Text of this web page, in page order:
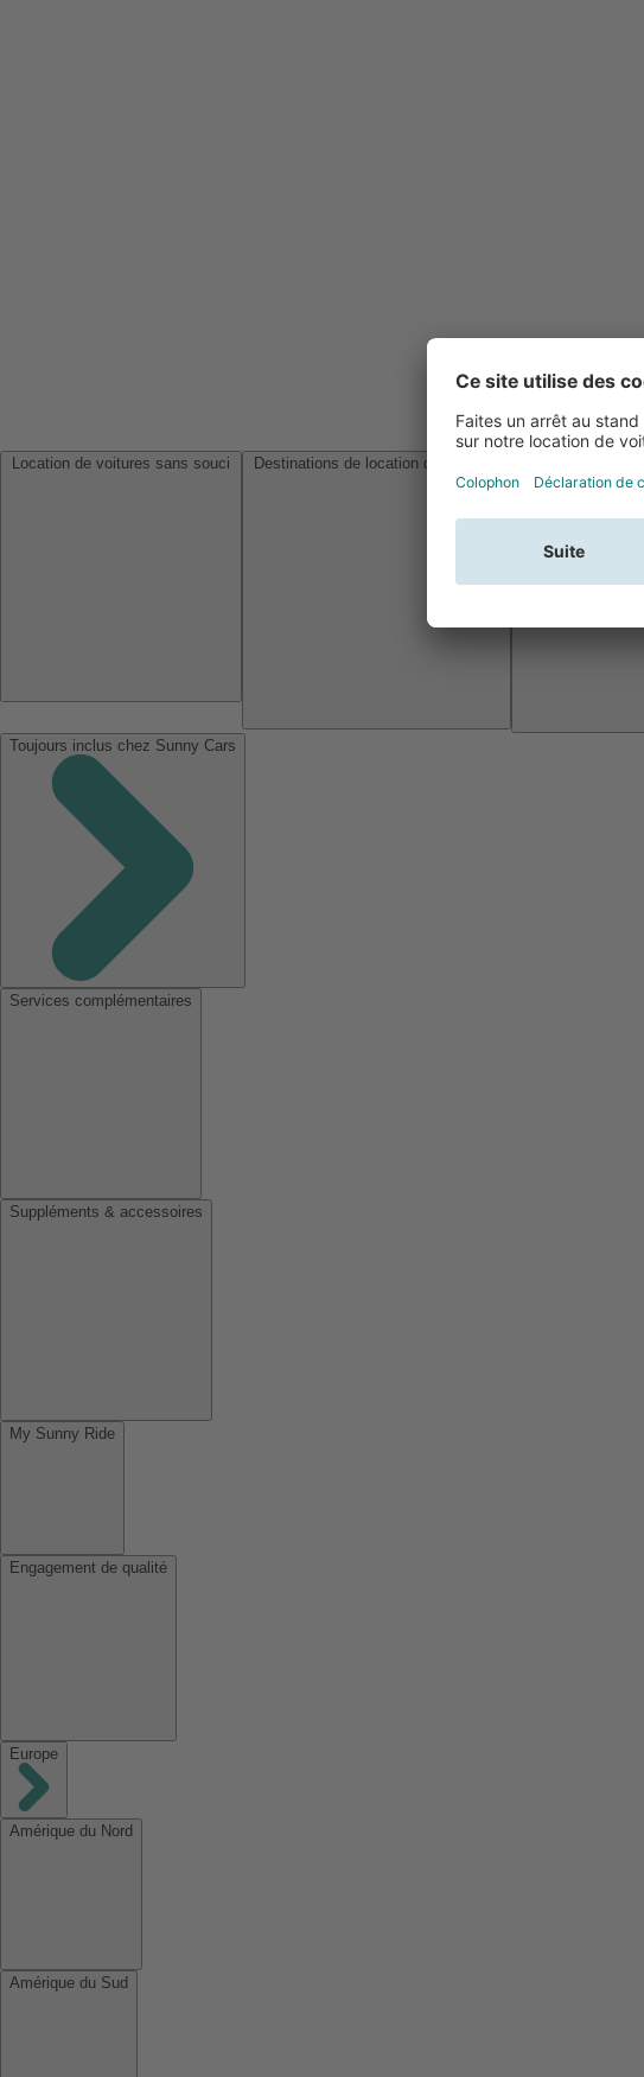
Toujours inclus chez Sunny Cars
Services complémentaires
Suppléments & accessoires
My Sunny Ride
Engagement de qualité
Europe
Amérique du Nord
Amérique du Sud